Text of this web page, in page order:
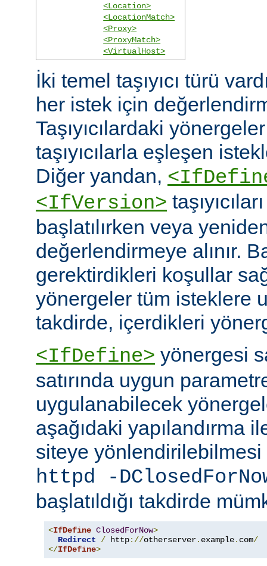
<Location>
<LocationMatch>
<Proxy>
<ProxyMatch>
<VirtualHost>
İki temel taşıyıcı türü
her istek için
Taşıyıcılardaki
taşıyıcılarla eşleşen
Diğer yandan,
<IfVersion>
başlatılırken veya
değerlendirmeye alınır.
gerektirdikleri koşullar
yönergeler tüm isteklere
takdirde, içerdikleri
<IfDefine> yönergesi
satırında uygun
uygulanabilecek
aşağıdaki yapılandırma
siteye
httpd -
başlatıldığı takdirde
<IfDefine ClosedForNow>
Redirect
/ http://otherserver. example. com/
</IfDefine>